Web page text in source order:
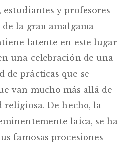
estudiantes y profesores
la gran amalgama
latente en este lugar
una celebración de una
de prácticas que se
van mucho más allá de
De hecho, la
laica, se ha
famosas procesiones